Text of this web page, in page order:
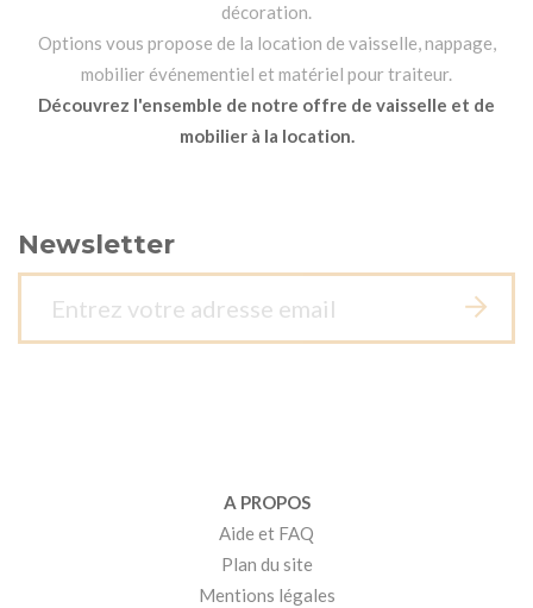
décoration.
Options vous propose de la location de vaisselle, nappage,
mobilier événementiel et matériel pour traiteur.
Découvrez l'ensemble de notre offre de vaisselle et de
mobilier à la location.
Newsletter
A PROPOS
Aide et FAQ
Plan du site
Mentions légales